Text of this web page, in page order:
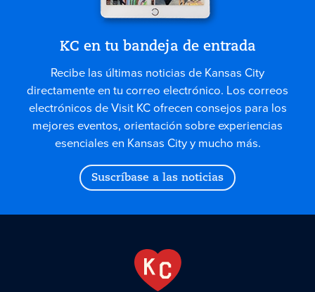
KC en tu bandeja de entrada
Recibe las últimas noticias de Kansas City
directamente en tu correo electrónico. Los correos
electrónicos de Visit KC ofrecen consejos para los
mejores eventos, orientación sobre experiencias
esenciales en Kansas City y mucho más.
Suscríbase a las noticias